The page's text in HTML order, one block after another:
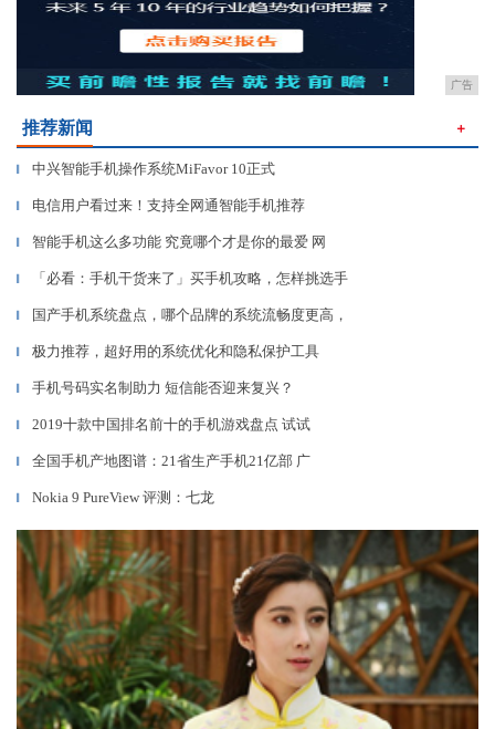
广告
推荐新闻 ＋
▎ 中兴智能手机操作系统MiFavor 10正式
▎ 电信用户看过来！支持全网通智能手机推荐
▎ 智能手机这么多功能 究竟哪个才是你的最爱 网
▎ 「必看：手机干货来了」买手机攻略，怎样挑选手
▎ 国产手机系统盘点，哪个品牌的系统流畅度更高，
▎ 极力推荐，超好用的系统优化和隐私保护工具
▎ 手机号码实名制助力 短信能否迎来复兴？
▎ 2019十款中国排名前十的手机游戏盘点 试试
▎ 全国手机产地图谱：21省生产手机21亿部 广
▎ Nokia 9 PureView 评测：七龙